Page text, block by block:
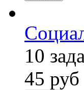
10
45 руб